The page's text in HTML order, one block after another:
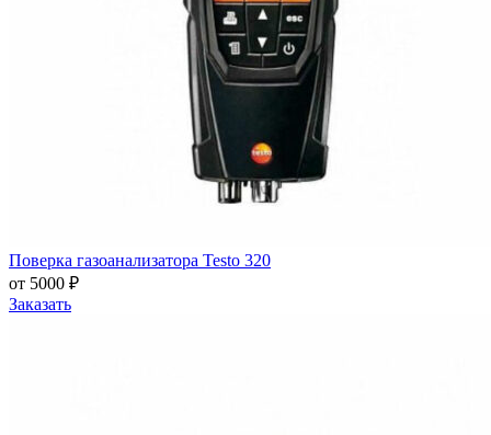
Поверка газоанализатора Testo 320
от 5000 ₽
Заказать